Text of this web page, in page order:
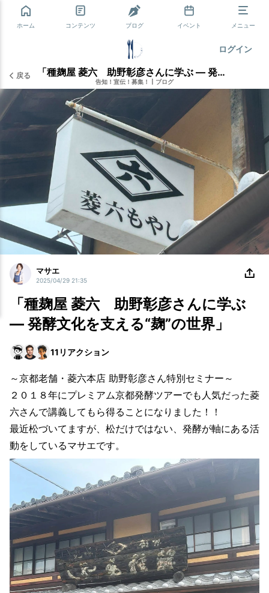
ホーム コンテンツ ブログ イベント メニュー
ログイン
戻る 「種麹屋 菱六 助野彰彦さんに学ぶ — 発酵文化を支える“麹”の世界」
告知！宣伝！募集！ ブログ
マサエ
2025/04/29 21:35
「種麹屋 菱六 助野彰彦さんに学ぶ
— 発酵文化を支える“麹”の世界」
11 リアクション
～京都老舗・菱六本店 助野彰彦さん特別セミナー～
２０１８年にプレミアム京都発酵ツアーでも人気だった菱
六さんで講義してもら得ることになりました！！
最近松づいてますが、松だけではない、発酵が軸にある活
動をしているマサエです。